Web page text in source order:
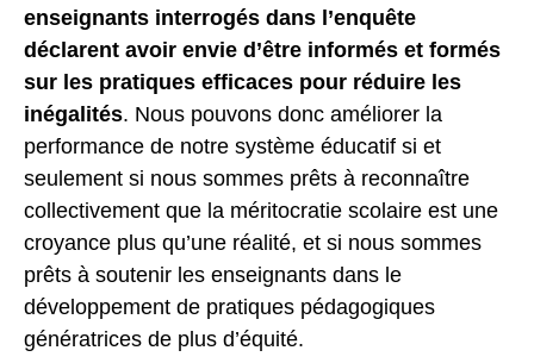
enseignants interrogés dans l’enquête
déclarent avoir envie d’être informés et formés
sur les pratiques efficaces pour réduire les
inégalités. Nous pouvons donc améliorer la
performance de notre système éducatif si et
seulement si nous sommes prêts à reconnaître
collectivement que la méritocratie scolaire est une
croyance plus qu’une réalité, et si nous sommes
prêts à soutenir les enseignants dans le
développement de pratiques pédagogiques
génératrices de plus d’équité.